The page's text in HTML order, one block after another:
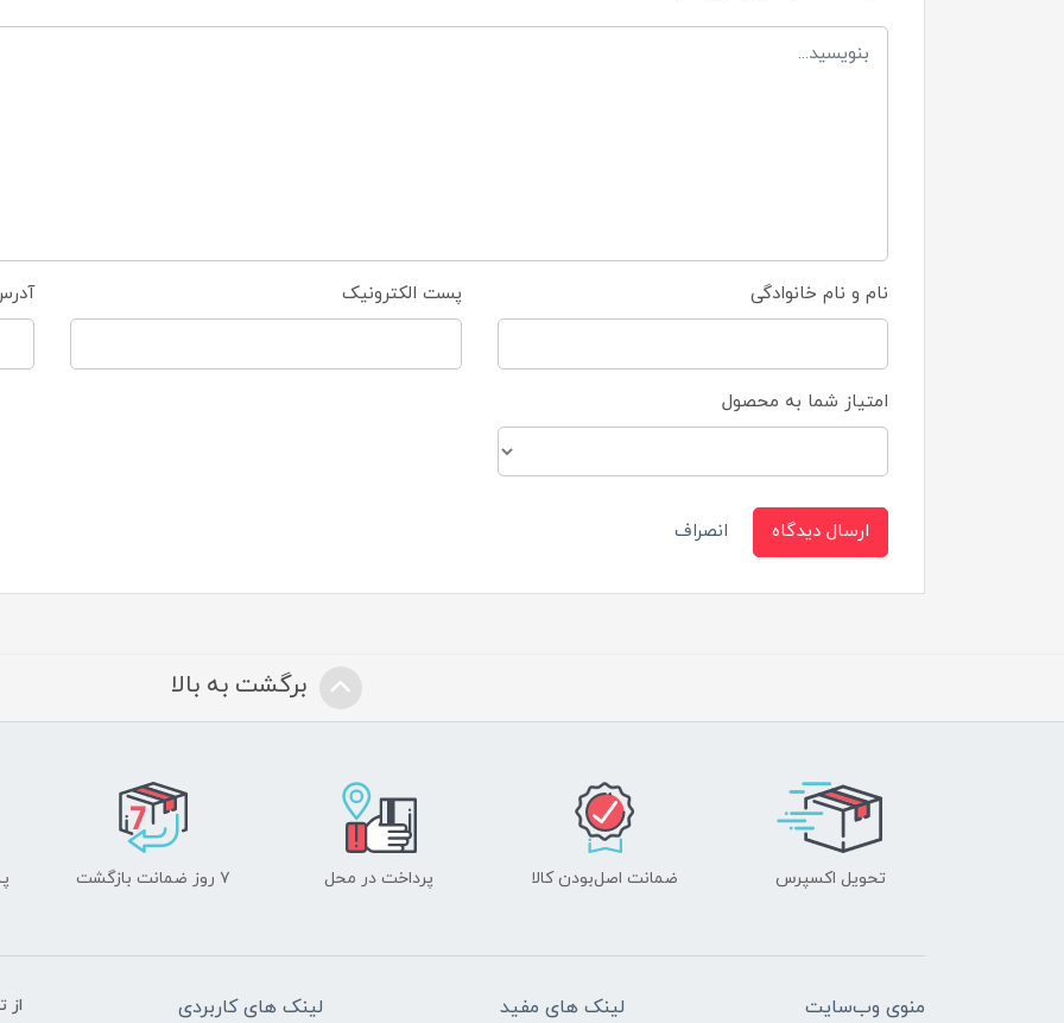
نام و نام خانوادگی پست الکترونیک
امتیاز شما به محصول
ارسال دیدگاه انصراف
برگشت به بالا
تحویل اکسپرس ضمانت اصل‌بودن کالا پرداخت در محل ۷ روز ضمانت بازگشت
منوی وب‌سایت لینک های مفید لینک های کاربردی از